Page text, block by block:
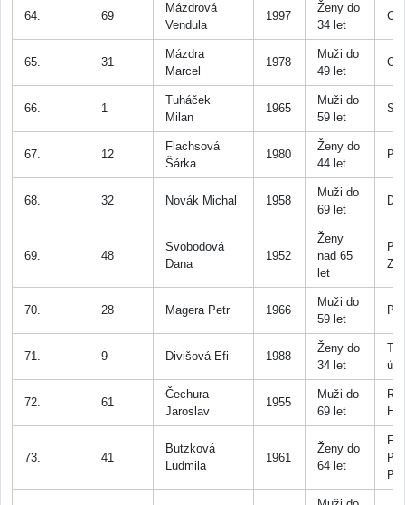
64. 69
Mázdrová
Vendula
1997
Ženy do
34 let
65. 31
Mázdra
Marcel
1978
Muži do
49 let
66. 1
Tuháček
Milan
1965
Muži do
59 let
67. 12
Flachsová
Šárka
1980
Ženy do
44 let
68. 32 Novák Michal 1958
Muži do
69 let
69. 48
Svobodová
Dana
1952
Ženy
nad 65
let
70. 28 Magera Petr 1966
Muži do
59 let
71. 9 Divišová Efi 1988
Ženy do
34 let
72. 61
Čechura
Jaroslav
1955
Muži do
69 let
73. 41
Butzková
Ludmila
1961
Ženy do
64 let
Fit